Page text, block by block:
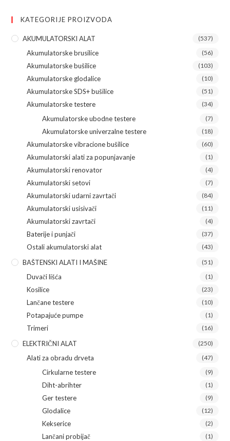
KATEGORIJE PROIZVODA
AKUMULATORSKI ALAT (537)
Akumulatorske brusilice (56)
Akumulatorske bušilice (103)
Akumulatorske glodalice (10)
Akumulatorske SDS+ bušilice (51)
Akumulatorske testere (34)
Akumulatorske ubodne testere (7)
Akumulatorske univerzalne testere (18)
Akumulatorske vibracione bušilice (60)
Akumulatorski alati za popunjavanje (1)
Akumulatorski renovator (4)
Akumulatorski setovi (7)
Akumulatorski udarni zavrtači (84)
Akumulatorski usisivači (11)
Akumulatorski zavrtači (4)
Baterije i punjači (37)
Ostali akumulatorski alat (43)
BAŠTENSKI ALATI I MAŠINE (51)
Duvači lišća (1)
Kosilice (23)
Lančane testere (10)
Potapajuće pumpe (1)
Trimeri (16)
ELEKTRIČNI ALAT (250)
Alati za obradu drveta (47)
Cirkularne testere (9)
Diht-abrihter (1)
Ger testere (9)
Glodalice (12)
Kekserice (2)
Lančani probijač (1)